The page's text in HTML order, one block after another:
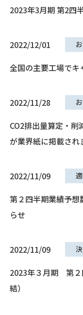
2023年3月期 第2四
2022/12/01
全国の主要工場でキ
2022/11/28
CO2排出量算定・
が業界紙に掲載され
2022/11/09
第２四半期業績予
らせ
2022/11/09
2023年３月期 第２
結）